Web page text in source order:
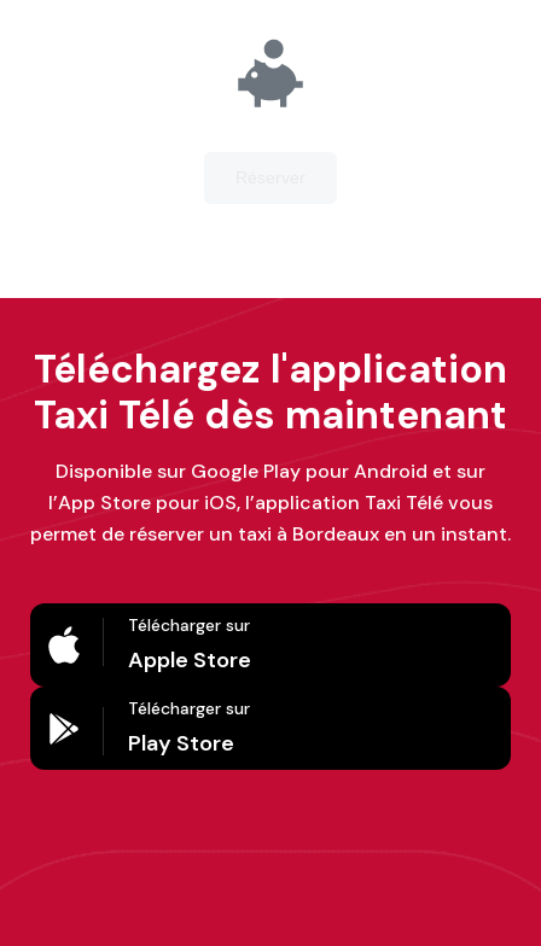
Téléchargez l'application
Taxi Télé dès maintenant
Disponible sur Google Play pour Android et sur
l’App Store pour iOS, l’application Taxi Télé vous
permet de réserver un taxi à Bordeaux en un instant.
Télécharger sur
Apple Store
Télécharger sur
Play Store